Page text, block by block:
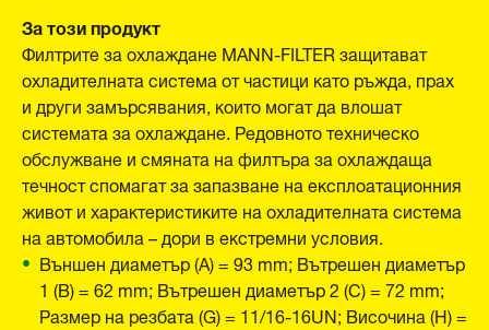
За този продукт
Филтрите за охлаждане MANN-FILTER защитават
охладителната система от частици като ръжда, прах
и други замърсявания, които могат да влошат
системата за охлаждане. Редовното техническо
обслужване и смяната на филтъра за охлаждаща
течност спомагат за запазване на експлоатационния
живот и характеристиките на охладителната система
на автомобила – дори в екстремни условия.
Външен диаметър (A) = 93 mm; Вътрешен диаметър
1 (B) = 62 mm; Вътрешен диаметър 2 (C) = 72 mm;
Размер на резбата (G) = 11/16-16UN; Височина (H) =